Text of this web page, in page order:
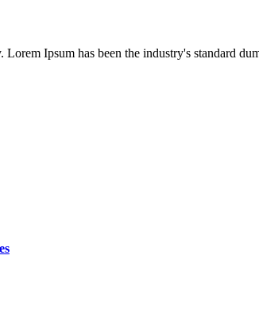
Ipsum has been the industry's standard